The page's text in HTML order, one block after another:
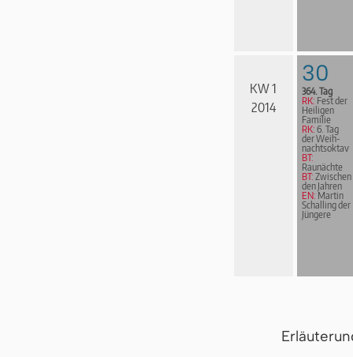
KW 1
2014
30
364. Tag
RK: Fest der
Heiligen
Familie
RK: 6. Tag
der Weih­
nachts­ok­tav
BT:
Raunächte
BT: Zwischen
den Jahren
EN: Martin
Schalling der
Jüngere